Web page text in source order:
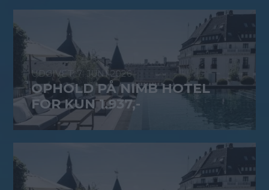
7. JUNI 2026
OPHOLD PÅ NIMB HOTEL
FOR KUN 1.937,-